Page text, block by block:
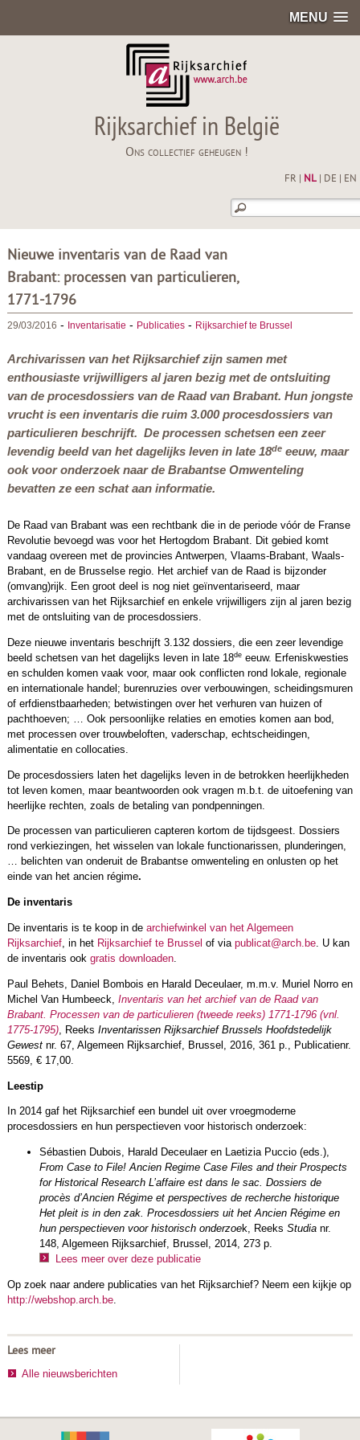
MENU
Rijksarchief in België
Ons collectief geheugen !
FR NL| DE EN
Nieuwe inventaris van de Raad van
Brabant: processen van particulieren,
1771-1796
29/03/2016 - Inventarisatie - Publicaties- Rijksarchief te Brussel
Archivarissen van het Rijksarchief zijn samen met
enthousiaste vrijwilligers al jaren bezig met de ontsluiting
van de procesdossiers van de Raad van Brabant. Hun jongste
vrucht is een inventaris die ruim 3.000 procesdossiers van
particulieren beschrijft. De processen schetsen een zeer
levendig beeld van het dagelijks leven in late 18deeeuw, maar
ook voor onderzoek naar de Brabantse Omwenteling
bevatten ze een schat aan informatie.
De Raad van Brabant was een rechtbank die in de periode vóór de Franse
Revolutie bevoegd was voor het Hertogdom Brabant. Dit gebied komt
vandaag overeen met de provincies Antwerpen, Vlaams-Brabant, Waals-
Brabant, en de Brusselse regio. Het archief van de Raad is bijzonder
(omvang)rijk. Een groot deel is nog niet geïnventariseerd, maar
archivarissen van het Rijksarchief en enkele vrijwilligers zijn al jaren bezig
met de ontsluiting van de procesdossiers.
Deze nieuwe inventaris beschrijft 3.132 dossiers, die een zeer levendige
beeld schetsen van het dagelijks leven in late 18deeeuw. Erfeniskwesties
en schulden komen vaak voor, maar ook conflicten rond lokale, regionale
en internationale handel; burenruzies over verbouwingen, scheidingsmuren
of erfdienstbaarheden; betwistingen over het verhuren van huizen of
pachthoeven; … Ook persoonlijke relaties en emoties komen aan bod,
met processen over trouwbeloften, vaderschap, echtscheidingen,
alimentatie en collocaties.
De procesdossiers laten het dagelijks leven in de betrokken heerlijkheden
tot leven komen, maar beantwoorden ook vragen m.b.t. de uitoefening van
heerlijke rechten, zoals de betaling van pondpenningen.
De processen van particulieren capteren kortom de tijdsgeest. Dossiers
rond verkiezingen, het wisselen van lokale functionarissen, plunderingen,
… belichten van onderuit de Brabantse omwenteling en onlusten op het
einde van het ancien régime.
De inventaris
De inventaris is te koop in de archiefwinkel van het Algemeen
Rijksarchief, in het Rijksarchief te Brussel of via publicat@arch.be. U kan
de inventaris ook gratis downloaden.
Paul Behets, Daniel Bombois en Harald Deceulaer, m.m.v. Muriel Norro en
Michel Van Humbeeck, Inventaris van het archief van de Raad van
Brabant. Processen van de particulieren (tweede reeks) 1771-1796 (vnl.
1775-1795), Reeks Inventarissen Rijksarchief Brussels Hoofdstedelijk
Gewestnr. 67, Algemeen Rijksarchief, Brussel, 2016, 361 p., Publicatienr.
5569, € 17,00.
Leestip
In 2014 gaf het Rijksarchief een bundel uit over vroegmoderne
procesdossiers en hun perspectieven voor historisch onderzoek:
Sébastien Dubois, Harald Deceulaer en Laetizia Puccio (eds.),
From Case to File! Ancien Regime Case Files and their Prospects
for Historical Research L’affaire est dans le sac. Dossiers de
procès d’Ancien Régime et perspectives de recherche historique
Het pleit is in den zak. Procesdossiers uit het Ancien Régime en
hun perspectieven voor historisch onderzoek, Reeks Studianr.
148, Algemeen Rijksarchief, Brussel, 2014, 273 p.
Lees meerover deze publicatie
Op zoek naar andere publicaties van het Rijksarchief? Neem een kijkje op
http://webshop.arch.be.
Lees meer
Alle nieuwsberichten